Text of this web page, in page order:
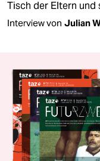
Tisch der Eltern und
Interview von Julian